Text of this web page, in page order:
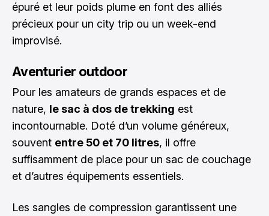
épuré et leur poids plume en font des alliés
précieux pour un city trip ou un week-end
improvisé.
Aventurier outdoor
Pour les amateurs de grands espaces et de
nature, le sac à dos de trekking est
incontournable. Doté d’un volume généreux,
souvent entre 50 et 70 litres, il offre
suffisamment de place pour un sac de couchage
et d’autres équipements essentiels.
Les sangles de compression garantissent une